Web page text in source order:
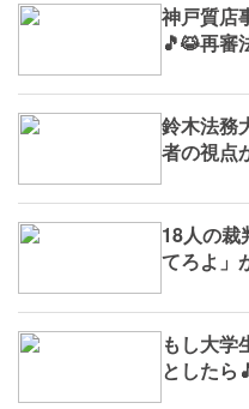
神戸質店
🎵😹再審
鈴木法務
者の視点
18人の裁
てろよ」
(※実学
もし大学
としたら
たちに